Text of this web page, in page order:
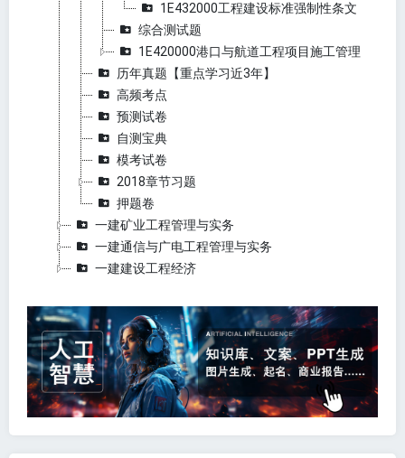
1E432000工程建设标准强制性条文
综合测试题
1E420000港口与航道工程项目施工管理
历年真题【重点学习近3年】
高频考点
预测试卷
自测宝典
模考试卷
2018章节习题
押题卷
一建矿业工程管理与实务
一建通信与广电工程管理与实务
一建建设工程经济